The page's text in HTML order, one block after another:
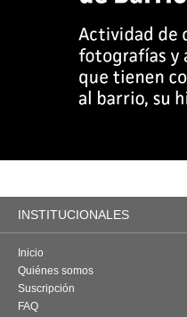
INSTITUCIONALES
Inicio
Quiénes somos
Suscripción
FAQ